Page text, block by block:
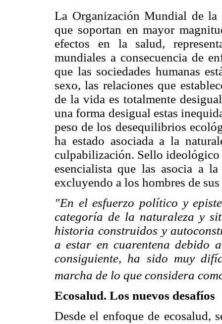
La Organización Mundial de la
que soportan en mayor
efectos en la salud,
mundiales a consecuencia de
que las sociedades humanas
sexo, las relaciones que
de la vida es totalmente
una forma desigual estas
peso de los desequilibrios
ha estado asociada a la
culpabilización. Sello ideológico
esencialista que las asocia a
excluyendo a los hombres de
"En el esfuerzo político y
categoría de la naturaleza y
historia construidos y
a estar en cuarentena debido
consiguiente, ha sido muy
marcha de lo que considera
Ecosalud. Los nuevos desafíos
Desde el enfoque de ecosalud,